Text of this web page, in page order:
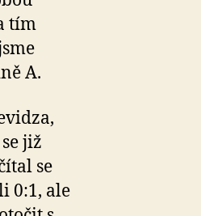
tím
A.
již
se
0:1, ale